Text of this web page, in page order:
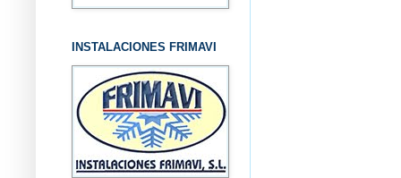
INSTALACIONES FRIMAVI